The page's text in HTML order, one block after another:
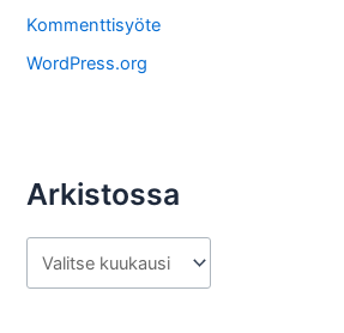
t
a
Kommenttisyöte
WordPress.org
Arkistossa
r